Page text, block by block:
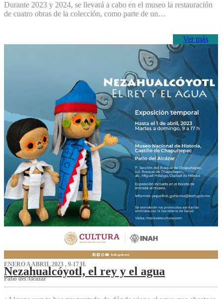
Durante 2023 y 2024, se llevará a cabo en el museo la restauración
de cuatro obras de la colección, como parte de un…
Ver más
ENERO A ABRIL 2023 , 9-17 H.
Nezahualcóyotl, el rey y el agua
Patio del Alcázar